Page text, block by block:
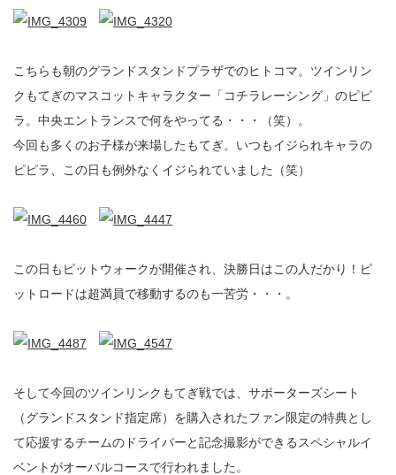
こちらも朝のグランドスタンドプラザでのヒトコマ。ツインリン
クもてぎのマスコットキャラクター「コチラレーシング」のピピ
ラ。中央エントランスで何をやってる・・・（笑）。
今回も多くのお子様が来場したもてぎ。いつもイジられキャラの
ピピラ、この日も例外なくイジられていました（笑）
この日もピットウォークが開催され、決勝日はこの人だかり！ピ
ットロードは超満員で移動するのも一苦労・・・。
そして今回のツインリンクもてぎ戦では、サポーターズシート
（グランドスタンド指定席）を購入されたファン限定の特典とし
て応援するチームのドライバーと記念撮影ができるスペシャルイ
ベントがオーバルコースで行われました。